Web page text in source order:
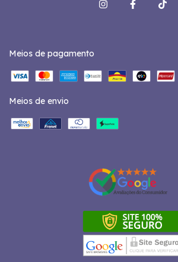
Meios de pagamento
Meios de envio